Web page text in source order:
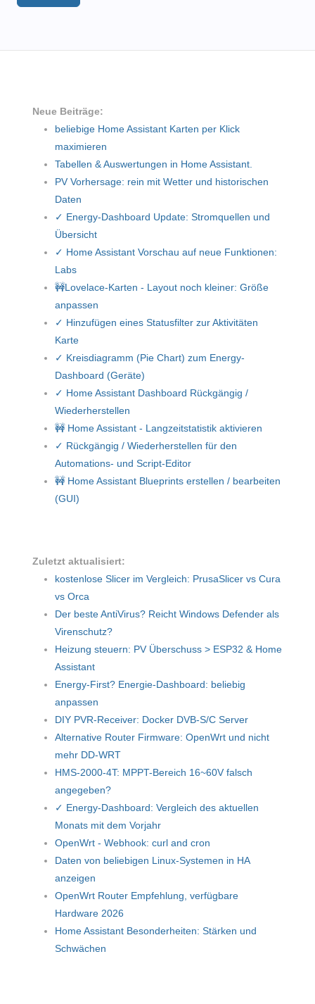
Neue Beiträge:
beliebige Home Assistant Karten per Klick
maximieren
Tabellen & Auswertungen in Home Assistant.
PV Vorhersage: rein mit Wetter und historischen
Daten
✓ Energy-Dashboard Update: Stromquellen und
Übersicht
✓ Home Assistant Vorschau auf neue Funktionen:
Labs
🚧Lovelace-Karten - Layout noch kleiner: Größe
anpassen
✓ Hinzufügen eines Statusfilter zur Aktivitäten
Karte
✓ Kreisdiagramm (Pie Chart) zum Energy-
Dashboard (Geräte)
✓ Home Assistant Dashboard Rückgängig /
Wiederherstellen
🚧 Home Assistant - Langzeitstatistik aktivieren
✓ Rückgängig / Wiederherstellen für den
Automations- und Script-Editor
🚧 Home Assistant Blueprints erstellen / bearbeiten
(GUI)
Zuletzt aktualisiert:
kostenlose Slicer im Vergleich: PrusaSlicer vs Cura
vs Orca
Der beste AntiVirus? Reicht Windows Defender als
Virenschutz?
Heizung steuern: PV Überschuss > ESP32 & Home
Assistant
Energy-First? Energie-Dashboard: beliebig
anpassen
DIY PVR-Receiver: Docker DVB-S/C Server
Alternative Router Firmware: OpenWrt und nicht
mehr DD-WRT
HMS-2000-4T: MPPT-Bereich 16~60V falsch
angegeben?
✓ Energy-Dashboard: Vergleich des aktuellen
Monats mit dem Vorjahr
OpenWrt - Webhook: curl and cron
Daten von beliebigen Linux-Systemen in HA
anzeigen
OpenWrt Router Empfehlung, verfügbare
Hardware 2026
Home Assistant Besonderheiten: Stärken und
Schwächen